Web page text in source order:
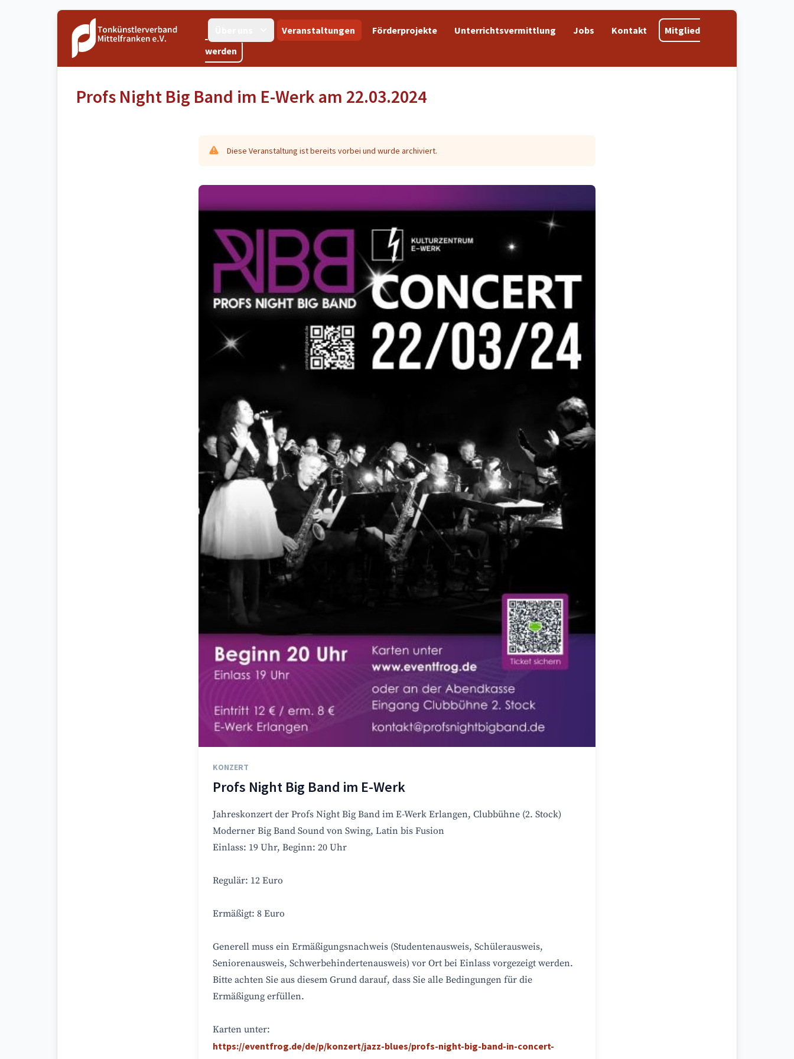
Veranstaltungen Förderprojekte Unterrichtsvermittlung Jobs Kontakt
Mitglied
werden
Profs Night Big Band im E-Werk am 22.03.2024
Diese Veranstaltung ist bereits vorbei und wurde archiviert.
KONZERT
Profs Night Big Band im E-Werk
Jahreskonzert der Profs Night Big Band im E-Werk Erlangen, Clubbühne (2. Stock)
Moderner Big Band Sound von Swing, Latin bis Fusion
Einlass: 19 Uhr, Beginn: 20 Uhr
Regulär: 12 Euro
Ermäßigt: 8 Euro
Generell muss ein Ermäßigungsnachweis (Studentenausweis, Schülerausweis,
Seniorenausweis, Schwerbehindertenausweis) vor Ort bei Einlass vorgezeigt werden.
Bitte achten Sie aus diesem Grund darauf, dass Sie alle Bedingungen für die
Ermäßigung erfüllen.
Karten unter:
https://eventfrog.de/de/p/konzert/jazz-blues/profs-night-big-band-in-concert-